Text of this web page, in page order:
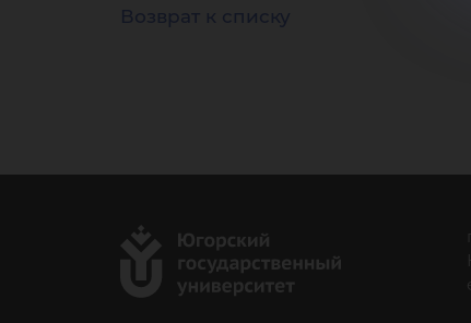
Возврат к списку